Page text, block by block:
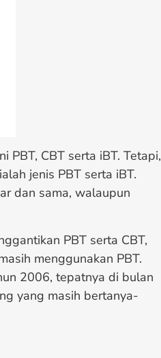
PBT, CBT serta iBT. Tetapi,
jenis PBT serta iBT.
dan sama, walaupun
PBT serta CBT,
menggunakan PBT.
2006, tepatnya di bulan
yang masih bertanya-